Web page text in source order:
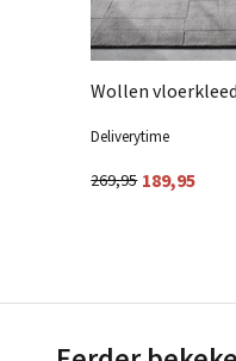
Wollen
Deliverytime
269,95 189,95